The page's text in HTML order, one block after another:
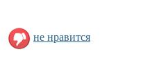
не нравится